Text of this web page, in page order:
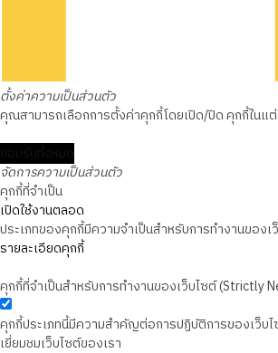
ตั้งค่าความเป็นส่วนตัว
คุณสามารถเลือกการตั้งค่าคุกกี้โดยเปิด/ปิด คุกกี้ในแ
จัดการความเป็นส่วนตัว
คุกกี้ที่จำเป็น
เปิดใช้งานตลอด
ประเภทของคุกกี้มีความจำเป็นสำหรับการทำงานของ
รายละเอียดคุกกี้
คุกกี้ที่จำเป็นสำหรับการทำงานของเว็บไซต์ (Strictly
คุกกี้ประเภทนี้มีความสำคัญต่อการปฏิบัติการของเว็บ
เยี่ยมชมเว็บไซต์ของเรา